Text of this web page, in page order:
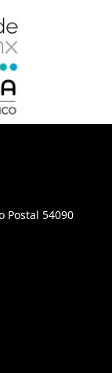
Postal 54090